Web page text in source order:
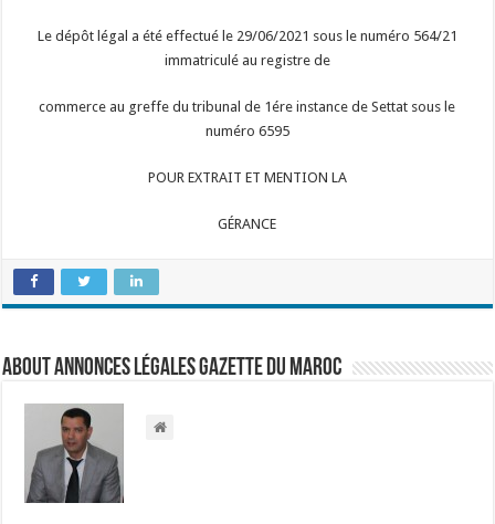
Le dépôt légal a été effectué le 29/06/2021 sous le numéro 564/21
immatriculé au registre de
commerce au greffe du tribunal de 1ére instance de Settat sous le
numéro 6595
POUR EXTRAIT ET MENTION LA
GÉRANCE
About Annonces légales Gazette du Maroc